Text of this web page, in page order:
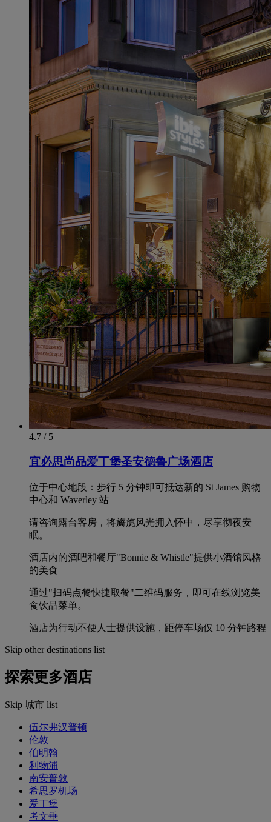
4.7 / 5
宜必思尚品爱丁堡圣安德鲁广场酒店
位于中心地段：步行 5 分钟即可抵达新的 St James 购物
中心和 Waverley 站
请咨询露台客房，将旖旎风光拥入怀中，尽享彻夜安
眠。
酒店内的酒吧和餐厅"Bonnie & Whistle"提供小酒馆风格
的美食
通过"扫码点餐快捷取餐"二维码服务，即可在线浏览美
食饮品菜单。
酒店为行动不便人士提供设施，距停车场仅 10 分钟路程
Skip other destinations list
探索更多酒店
Skip 城市 list
伍尔弗汉普顿
伦敦
伯明翰
利物浦
南安普敦
希思罗机场
爱丁堡
考文垂